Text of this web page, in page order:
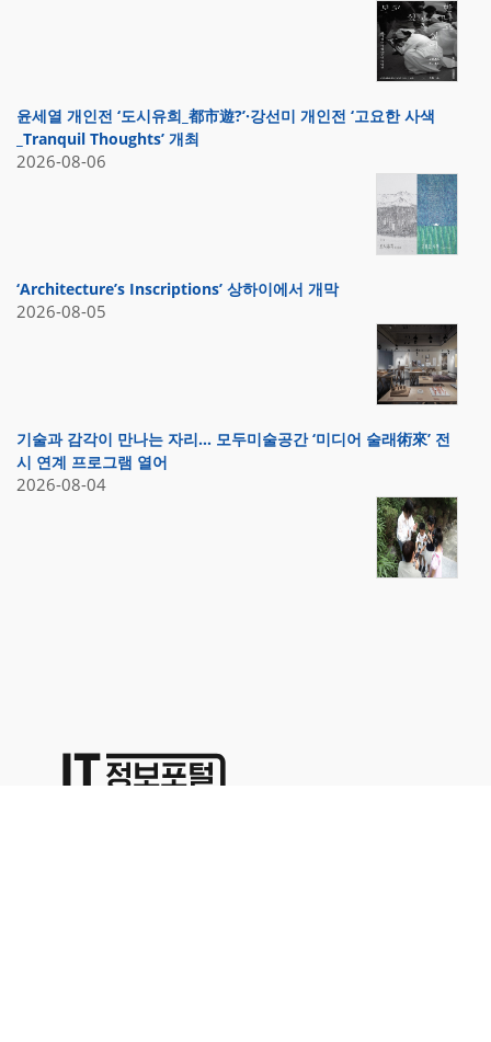
윤세열 개인전 ‘도시유희_都市遊?’·강선미 개인전 ‘고요한 사색
_Tranquil Thoughts’ 개최
2026-08-06
‘Architecture’s Inscriptions’ 상하이에서 개막
2026-08-05
기술과 감각이 만나는 자리… 모두미술공간 ‘미디어 술래術來’ 전
시 연계 프로그램 열어
2026-08-04